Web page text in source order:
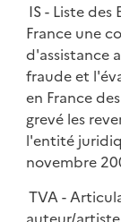
IS - Liste
France une
d'assistance
fraude et
en France
grevé les
l'entité
novembre
TVA -